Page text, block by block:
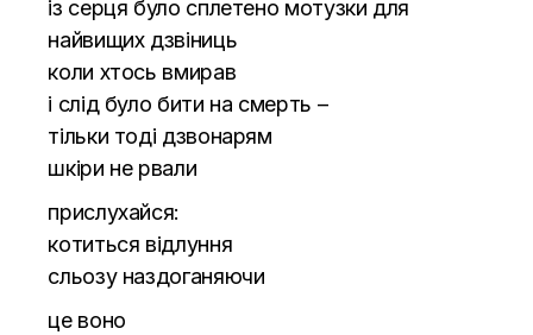
із серця було сплетено мотузки для
найвищих дзвіниць
коли хтось вмирав
і слід було бити на смерть –
тільки тоді дзвонарям
шкіри не рвали
прислухайся:
котиться відлуння
сльозу наздоганяючи
це воно